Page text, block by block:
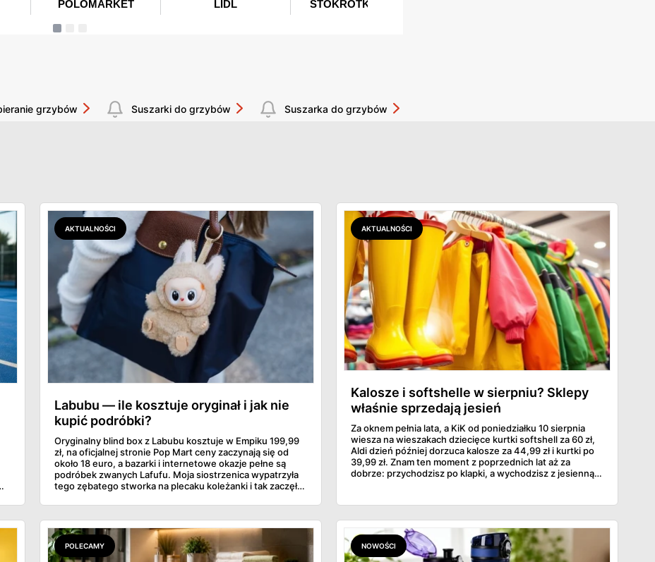
grzybów Suszarki do grzybów Suszarka do grzybów
AKTUALNOŚCI
Labubu — ile kosztuje oryginał i jak nie
kupić podróbki?
Oryginalny blind box z Labubu kosztuje w Empiku 199,99
zł, na oficjalnej stronie Pop Mart ceny zaczynają się od
około 18 euro, a bazarki i internetowe okazje pełne są
podróbek zwanych Lafufu. Moja siostrzenica wypatrzyła
tego zębatego stworka na plecaku koleżanki i tak zaczęło
kosztuje i po czym poznać, że sprzedawca nie wciska nam
podróbki. Spisałam wszystko, czego się dowiedziałam —
łącznie z jedną wpadką, o której za chwilę.
AKTUALNOŚCI
Kalosze i softshelle w sierpniu? Sklepy
właśnie sprzedają jesień
Za oknem pełnia lata, a KiK od poniedziałku 10 sierpnia
wiesza na wieszakach dziecięce kurtki softshell za 60 zł,
Aldi dzień później dorzuca kalosze za 44,99 zł i kurtki po
39,99 zł. Znam ten moment z poprzednich lat aż za
dobrze: przychodzisz po klapki, a wychodzisz z jesienną
sens kupować jesień, zanim skończą się wakacje.
POLECAMY NOWOŚCI